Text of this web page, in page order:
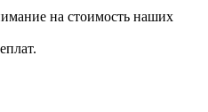
на стоимость наших